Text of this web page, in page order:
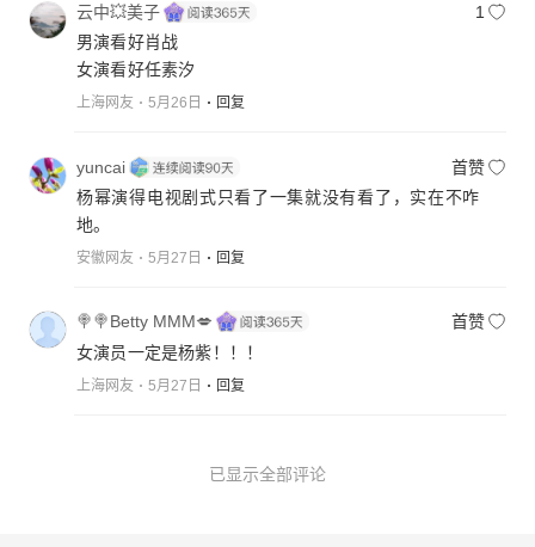
云中💥美子
1
男演看好肖战
女演看好任素汐
上海网友 5月26日 回复
yuncai
首赞
杨幂演得电视剧式只看了一集就没有看了，实在不咋
地。
安徽网友 5月27日 回复
🍭🍭Betty MMM💋
首赞
女演员一定是杨紫！！！
上海网友 5月27日 回复
已显示全部评论